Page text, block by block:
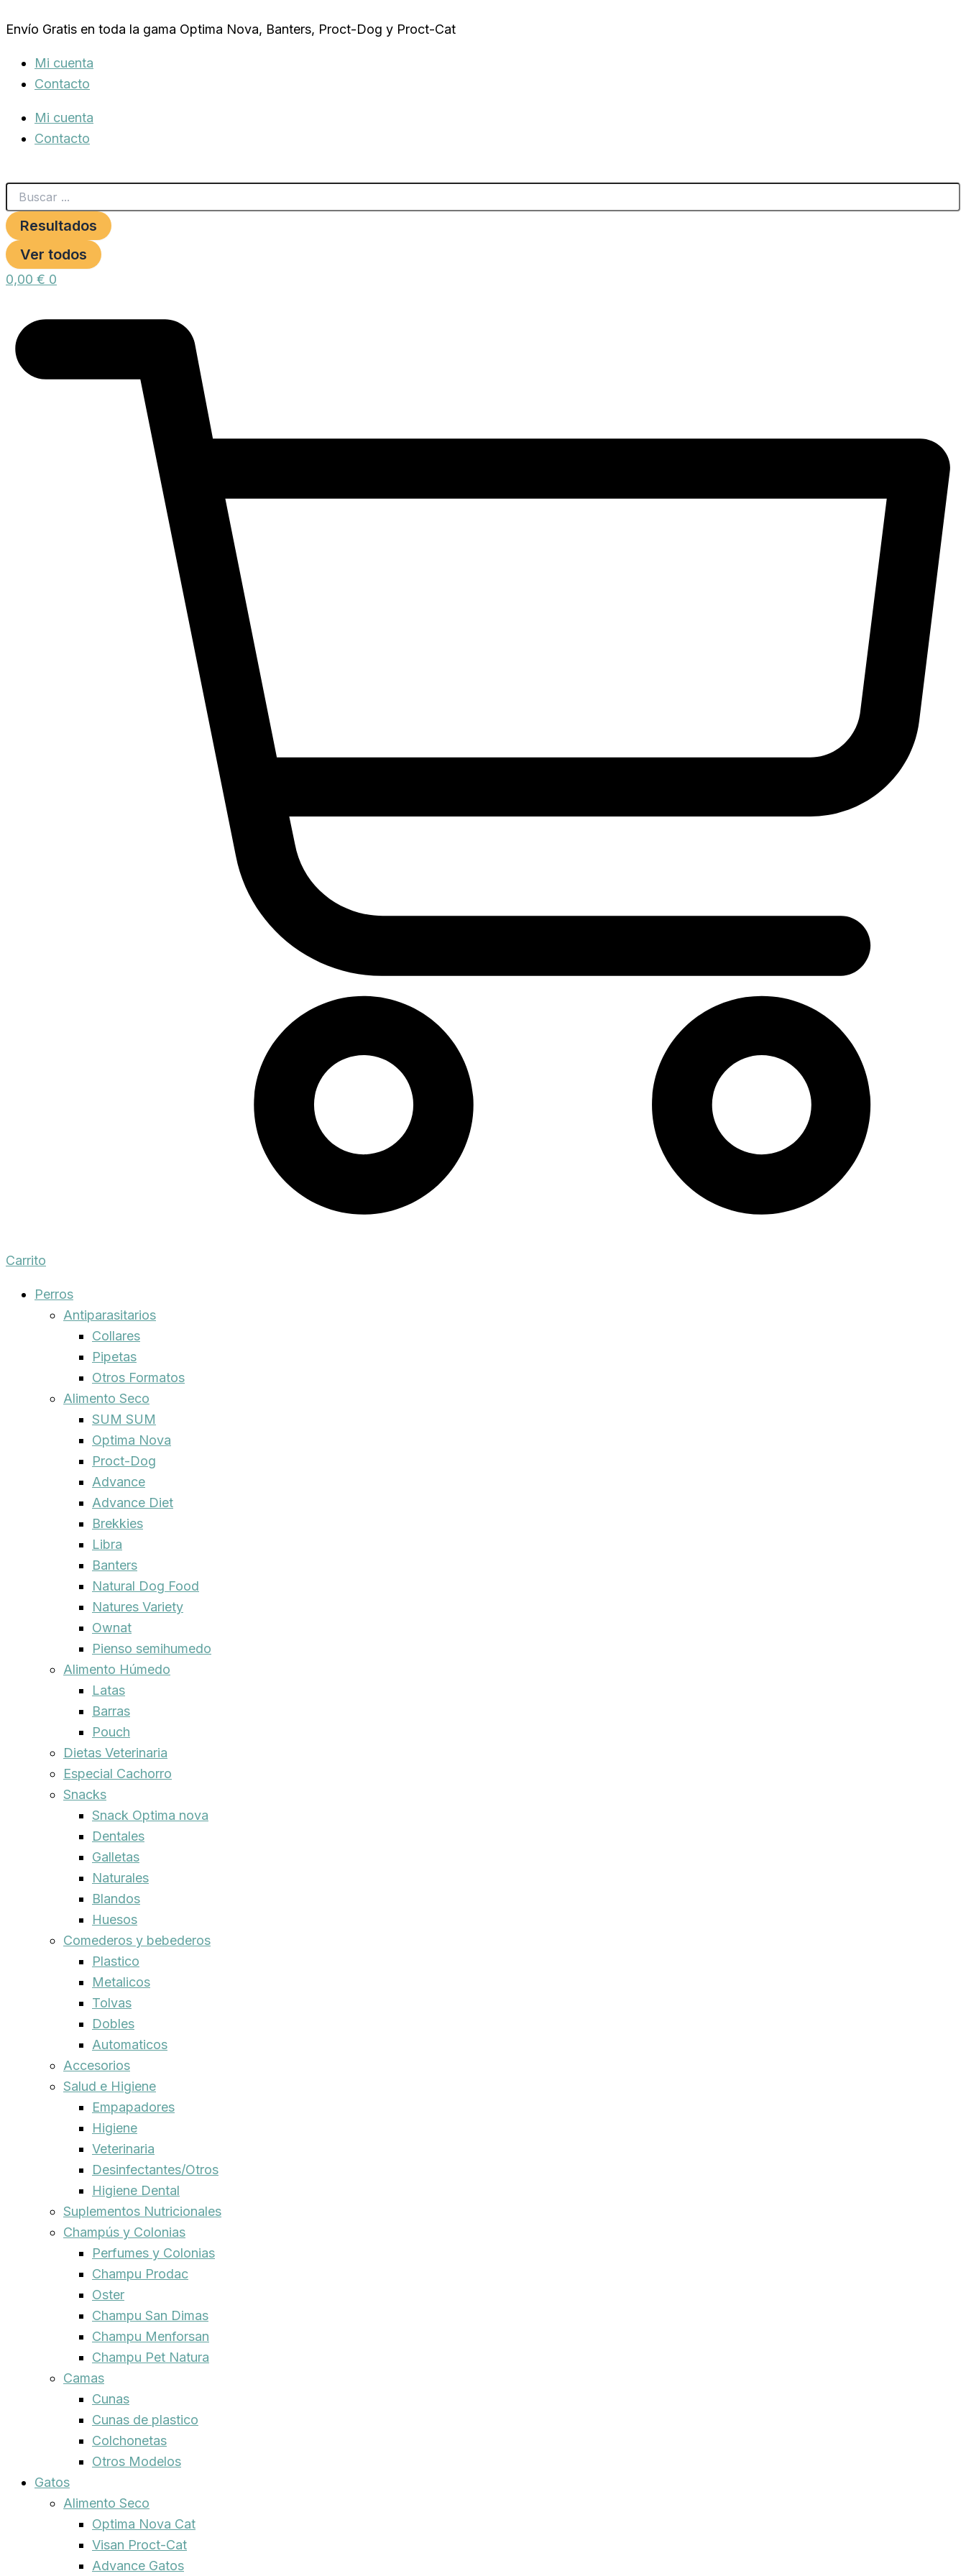
al
Envío Gratis en toda la gama Optima Nova, Banters, Proct-Dog y Proct-Cat
Mi cuenta
Contacto
Mi cuenta
Contacto
Resultados
Ver todos
0,00 € 0
Carrito
Perros
Antiparasitarios
Collares
Pipetas
Otros Formatos
Alimento Seco
SUM SUM
Optima Nova
Proct-Dog
Advance
Advance Diet
Brekkies
Libra
Banters
Natural Dog Food
Natures Variety
Ownat
Pienso semihumedo
Alimento Húmedo
Latas
Barras
Pouch
Dietas Veterinaria
Especial Cachorro
Snacks
Snack Optima nova
Dentales
Galletas
Naturales
Blandos
Huesos
Comederos y bebederos
Plastico
Metalicos
Tolvas
Dobles
Automaticos
Accesorios
Salud e Higiene
Empapadores
Higiene
Veterinaria
Desinfectantes/Otros
Higiene Dental
Suplementos Nutricionales
Champús y Colonias
Perfumes y Colonias
Champu Prodac
Oster
Champu San Dimas
Champu Menforsan
Champu Pet Natura
Camas
Cunas
Cunas de plastico
Colchonetas
Otros Modelos
Gatos
Alimento Seco
Optima Nova Cat
Visan Proct-Cat
Advance Gatos
TRM
PREMIUM
VERDE
120CM